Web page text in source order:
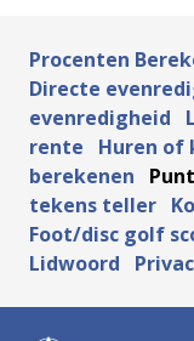
Procenten
Directe
evenredigheid
rente
Huren of
berekenen
tekens teller
Foot/disc golf
Lidwoord